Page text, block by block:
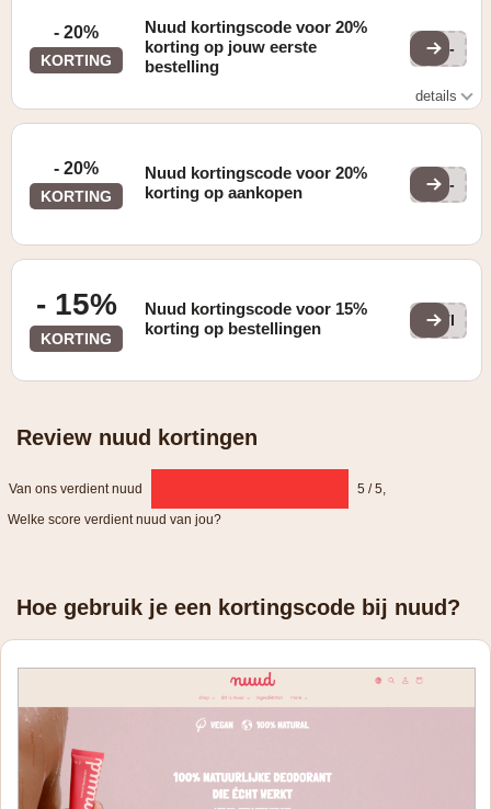
- 20%
KORTING
Nuud kortingscode voor 20%
korting op jouw eerste
bestelling
LL-
details
- 20%
KORTING
Nuud kortingscode voor 20%
korting op aankopen
LL-
- 15%
KORTING
Nuud kortingscode voor 15%
korting op bestellingen
STI
Review nuud kortingen
Van ons verdient nuud 5 / 5
Welke score verdient nuud van jou?
Hoe gebruik je een kortingscode bij nuud?